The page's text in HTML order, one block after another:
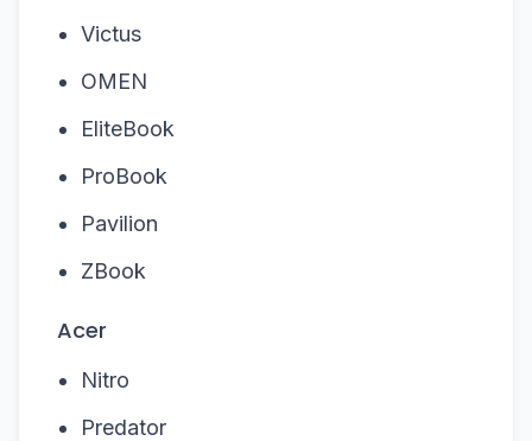
Victus
OMEN
EliteBook
ProBook
Pavilion
ZBook
Acer
Nitro
Predator